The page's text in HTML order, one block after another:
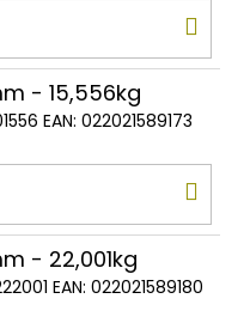
- 15,556kg
EAN: 022021589173
- 22,001kg
EAN: 022021589180